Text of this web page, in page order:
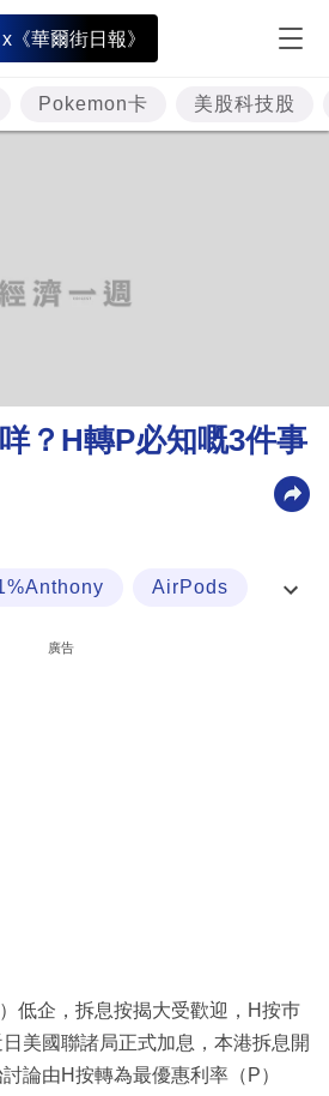
《華爾街日報》
Pokemon卡 美股科技股
？H轉P必知嘅3件事
AirPods
廣告
低企，拆息按揭大受歡迎，H按巿
美國聯諸局正式加息，本港拆息開
論由H按轉為最優惠利率（P）